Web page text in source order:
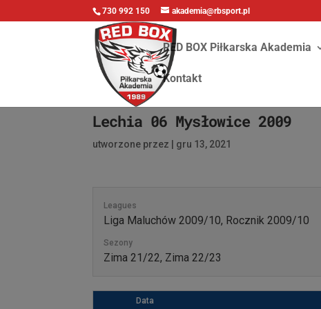
730 992 150 akademia@rbsport.pl
RED BOX Piłkarska Akademia
Kontakt
Lechia 06 Mysłowice 2009
utworzone przez gru 13, 2021
Leagues
Liga Maluchów 2009/10, Rocznik 2009/10
Sezony
Zima 21/22, Zima 22/23
Data